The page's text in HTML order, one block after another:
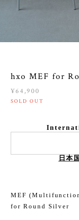
hxo MEF for
¥64,900
SOLD OUT
日本
MEF
for Round Silver